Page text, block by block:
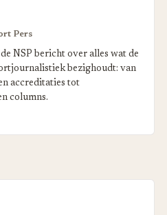
Pers
NSP bericht over alles wat de
bezighoudt: van
accreditaties tot
columns.